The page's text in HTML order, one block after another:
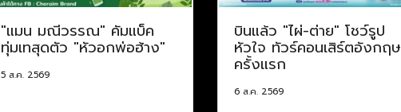
"แมน มณีวรรณ" คัมแบ็ค
ทุ่มเทสุดตัว "หัวอกพ่อฮ้าง"
5 ส.ค. 2569
บินแล้ว "ไผ่-ต่าย" โชว์รูป
หัวใจ ทัวร์คอนเสิร์ตอังกฤษ
ครั้งแรก
6 ส.ค. 2569